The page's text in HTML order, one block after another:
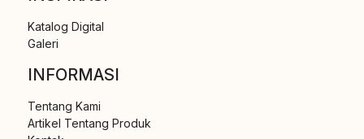
Katalog Digital
Galeri
INFORMASI
Tentang Kami
Artikel Tentang Produk